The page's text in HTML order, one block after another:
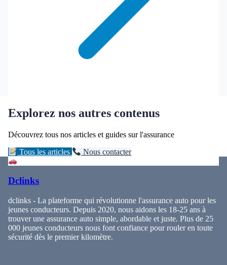
Explorez nos autres contenus
Découvrez tous nos articles et guides sur l'assurance
Tous les articles Nous contacter
Dclinks
dclinks - La plateforme qui révolutionne l'assurance auto pour les
jeunes conducteurs. Depuis 2020, nous aidons les 18-25 ans à
trouver une assurance auto simple, abordable et juste. Plus de 25
000 jeunes conducteurs nous font confiance pour rouler en toute
sécurité dès le premier kilomètre.